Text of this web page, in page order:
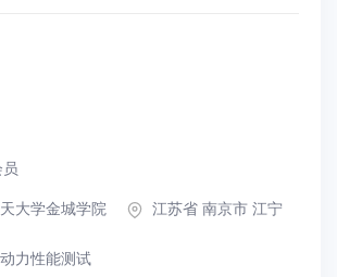
大学金城学院
江苏省 南京市 江宁
动力性能测试